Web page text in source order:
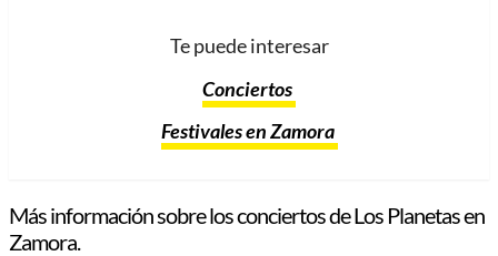
Te puede interesar
Conciertos
Festivales en Zamora
Más información sobre los conciertos de Los Planetas en
Zamora.